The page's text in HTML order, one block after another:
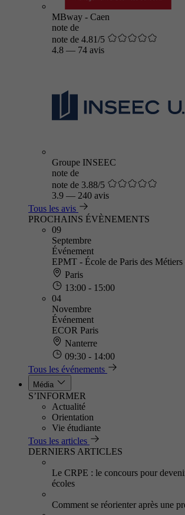
MBway - Caen
note de
note de 4.81/5
4.8 — 74 avis
Groupe INSEEC
note de
note de 3.88/5
3.9 — 240 avis
Tous les avis
PROCHAINS ÉVÈNEMENTS
09
Septembre
Événement
EPMT - École de Paris des Métiers
Paris
13:00 - 15:00
04
Novembre
Événement
ECOR Paris
Nanterre
09:30 - 14:00
Tous les événements
Média
S’INFORMER
Actualité
Orientation
Vie étudiante
Tous les articles
DERNIERS ARTICLES
Le CRPE : le concours pour
écoles
Comment se réorienter après une